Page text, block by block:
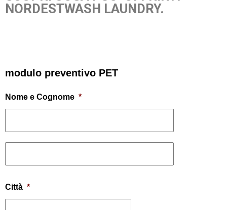
NORDESTWASH LAUNDRY.
modulo preventivo PET
Nome e Cognome *
Città *